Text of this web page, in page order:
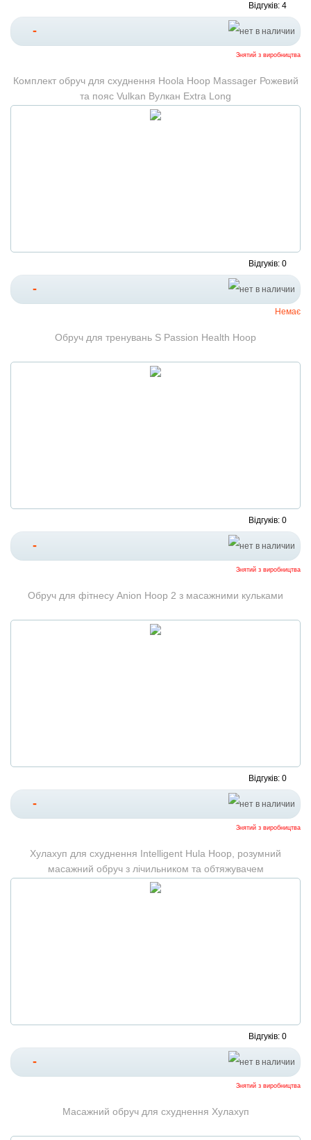
Відгуків: 4
-
Знятий з виробництва
Комплект обруч для схуднення Hoola Hoop Massager Рожевий
та пояс Vulkan Вулкан Extra Long
Відгуків: 0
-
Немає
Обруч для тренувань S Passion Health Hoop
Відгуків: 0
-
Знятий з виробництва
Обруч для фітнесу Anion Hoop 2 з масажними кульками
Відгуків: 0
-
Знятий з виробництва
Хулахуп для схуднення Intelligent Hula Hoop, розумний
масажний обруч з лічильником та обтяжувачем
Відгуків: 0
-
Знятий з виробництва
Масажний обруч для схуднення Хулахуп